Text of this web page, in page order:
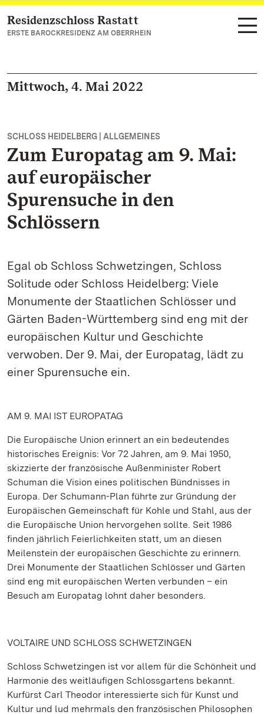
Zum Hauptinhalt springen
Residenzschloss Rastatt
ERSTE BAROCKRESIDENZ AM OBERRHEIN
Mittwoch, 4. Mai 2022
SCHLOSS HEIDELBERG | ALLGEMEINES
Zum Europatag am 9. Mai:
auf europäischer
Spurensuche in den
Schlössern
Egal ob Schloss Schwetzingen, Schloss
Solitude oder Schloss Heidelberg: Viele
Monumente der Staatlichen Schlösser und
Gärten Baden-Württemberg sind eng mit der
europäischen Kultur und Geschichte
verwoben. Der 9. Mai, der Europatag, lädt zu
einer Spurensuche ein.
AM 9. MAI IST EUROPATAG
Die Europäische Union erinnert an ein bedeutendes
historisches Ereignis: Vor 72 Jahren, am 9. Mai 1950,
skizzierte der französische Außenminister Robert
Schuman die Vision eines politischen Bündnisses in
Europa. Der Schumann-Plan führte zur Gründung der
Europäischen Gemeinschaft für Kohle und Stahl, aus der
die Europäische Union hervorgehen sollte. Seit 1986
finden jährlich Feierlichkeiten statt, um an diesen
Meilenstein der europäischen Geschichte zu erinnern.
Drei Monumente der Staatlichen Schlösser und Gärten
sind eng mit europäischen Werten verbunden – ein
Besuch am Europatag lohnt daher besonders.
VOLTAIRE UND SCHLOSS SCHWETZINGEN
Schloss Schwetzingen ist vor allem für die Schönheit und
Harmonie des weitläufigen Schlossgartens bekannt.
Kurfürst Carl Theodor interessierte sich für Kunst und
Kultur und lud mehrmals den französischen Philosophen